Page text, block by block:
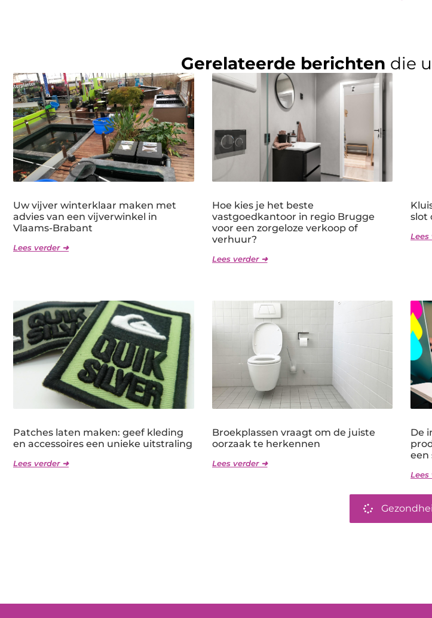
Gerelateerde berichten die
Uw vijver winterklaar maken met
advies van een vijverwinkel in
Vlaams-Brabant
Lees verder ➜
Hoe kies je het beste
vastgoedkantoor in regio Brugge
voor een zorgeloze verkoop of
verhuur?
Lees verder ➜
slot
Patches laten maken: geef kleding
en accessoires een unieke uitstraling
Lees verder ➜
Broekplassen vraagt om de juiste
oorzaak te herkennen
Lees verder ➜
De
een